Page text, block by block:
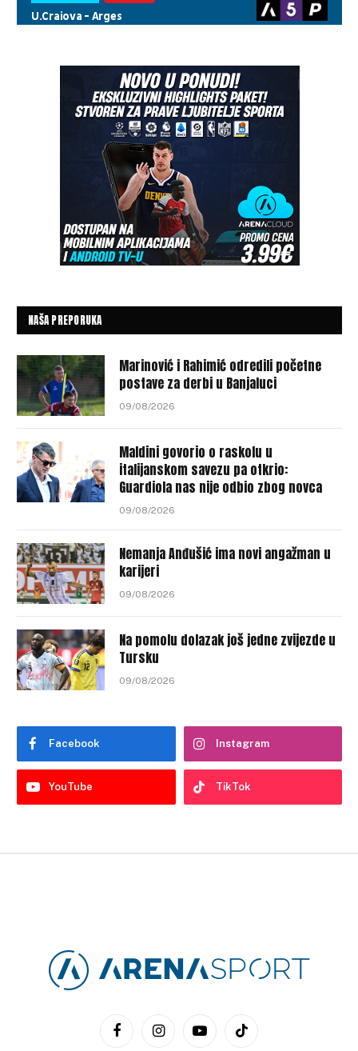
NAŠA PREPORUKA
Marinović i Rahimić odredili početne
postave za derbi u Banjaluci
09/08/2026
Maldini govorio o raskolu u
italijanskom savezu pa otkrio:
Guardiola nas nije odbio zbog novca
09/08/2026
Nemanja Anđušić ima novi angažman u
karijeri
09/08/2026
Na pomolu dolazak još jedne zvijezde u
Tursku
09/08/2026
Facebook Instagram
YouTube TikTok
FacebookInstagramYouTubeTikTok